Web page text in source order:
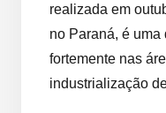
realizada em
no Paraná, é
fortemente nas
industrialização